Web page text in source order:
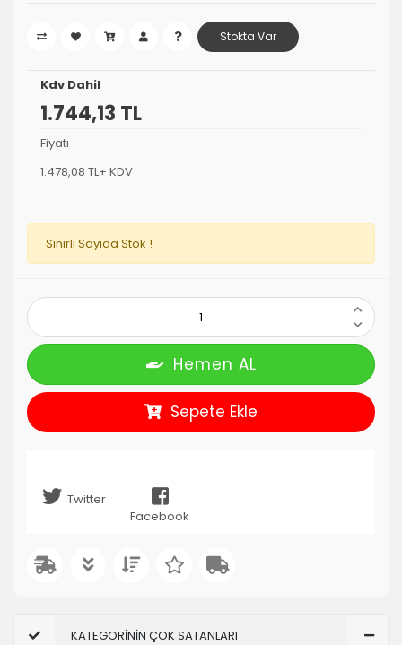
Stokta Var
Kdv Dahil
1.744,13 TL
Fiyatı
1.478,08 TL+ KDV
Sınırlı Sayıda Stok !
Hemen AL
Sepete Ekle
Twitter
Facebook
KATEGORİNİN ÇOK SATANLARI